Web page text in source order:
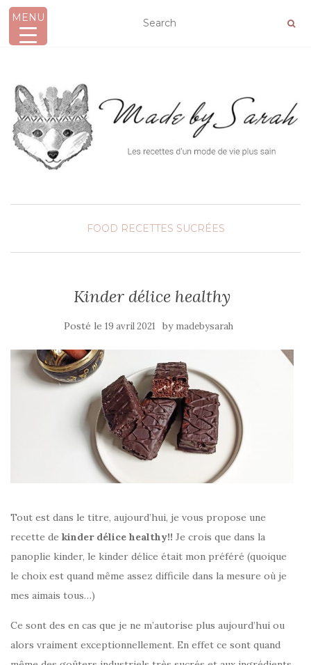
MENU
AFFICHER/MASQUER LA NAVIGATION
FOOD RECETTES SUCRÉES
Kinder délice healthy
Posté le 19 avril 2021 by madebysarah
Tout est dans le titre, aujourd’hui, je vous propose une
recette de kinder délice healthy!! Je crois que dans la
panoplie kinder, le kinder délice était mon préféré (quoique
le choix est quand même assez difficile dans la mesure où je
mes aimais tous…)
Ce sont des en cas que je ne m’autorise plus aujourd’hui ou
alors vraiment exceptionnellement. En effet ce sont quand